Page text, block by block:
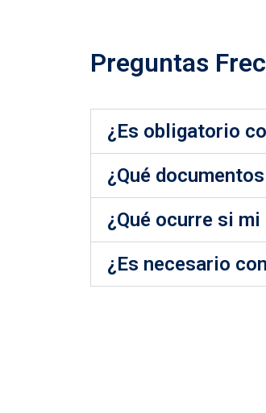
Preguntas
¿Es obligatorio
¿Qué
¿Qué ocurre si
¿Es necesario